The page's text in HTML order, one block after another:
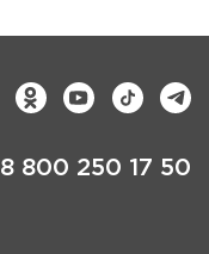
8 800 250 17 50